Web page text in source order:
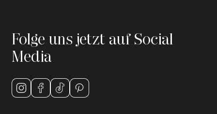
Folge uns jetzt auf Social
Media